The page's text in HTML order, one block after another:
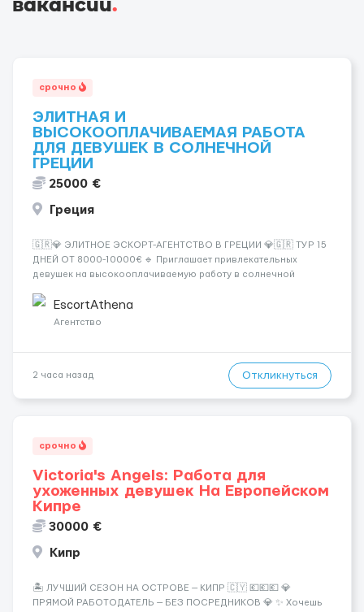
вакансии.
срочно
ЭЛИТНАЯ И
ВЫСОКООПЛАЧИВАЕМАЯ РАБОТА
ДЛЯ ДЕВУШЕК В СОЛНЕЧНОЙ
ГРЕЦИИ
25000 €
Греция
🇬🇷💎 ЭЛИТНОЕ ЭСКОРТ-АГЕНТСТВО В ГРЕЦИИ 💎🇬🇷 ТУР 15
ДНЕЙ ОТ 8000-10000€ 🔹 Приглашает привлекательных
девушек на высокооплачиваемую работу в солнечной
хорошие деньги 💶 — это предложение для тебя! 🔹
Требования: ✔️ Возраст от ...
EscortAthena
Агентство
2 часа назад Откликнуться
срочно
Victoria's Angels: Работа для
ухоженных девушек На Европейском
Кипре
30000 €
Кипр
🏝️ ЛУЧШИЙ СЕЗОН НА ОСТРОВЕ — КИПР 🇨🇾 💶💶💶 💎
ПРЯМОЙ РАБОТОДАТЕЛЬ — БЕЗ ПОСРЕДНИКОВ 💎 ✨ Хочешь